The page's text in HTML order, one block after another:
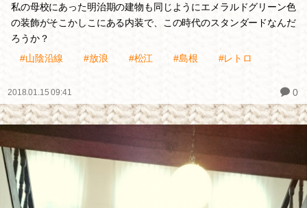
私の母校にあった明治期の建物も同じようにエメラルドグリーン色
の装飾がそこかしこにある内装で、この時代のスタンダードなんだ
ろうか？
#山陰沿線
#放浪 #松江 #島根 #レトロ
2018.01.15 09:41 0